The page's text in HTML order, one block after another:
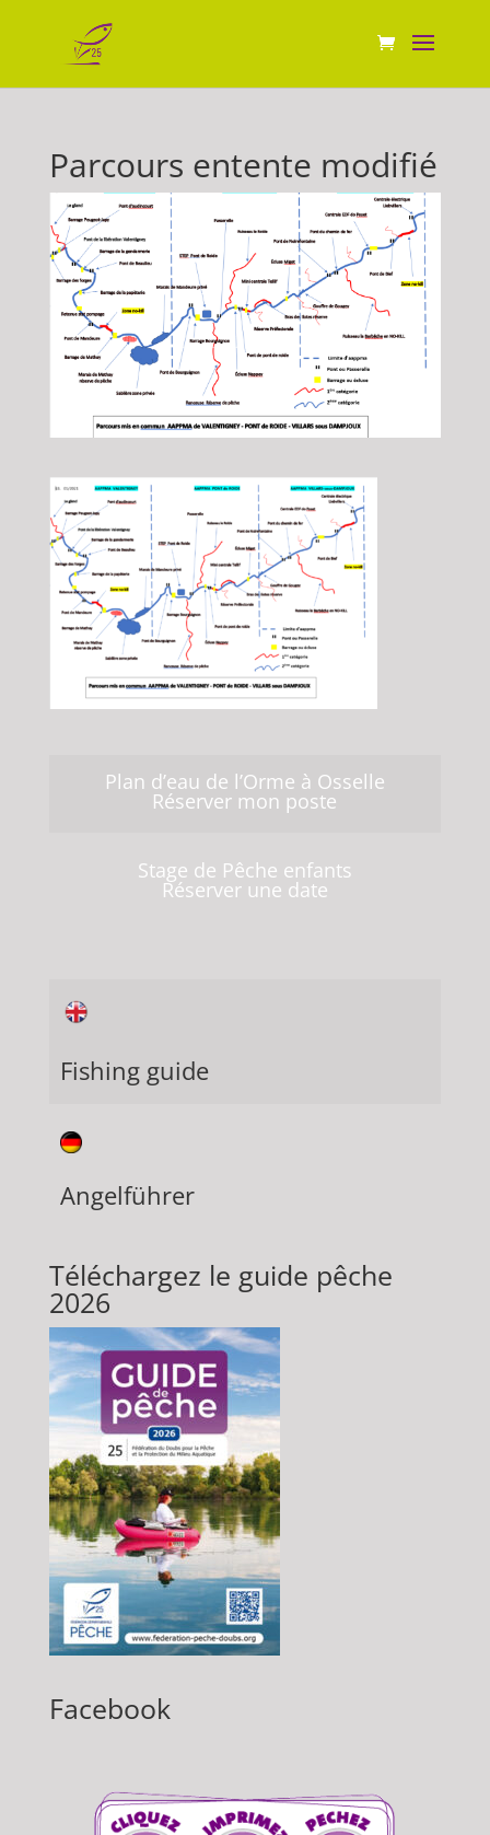
Parcours entente modifié
Plan d’eau de l’Orme à Osselle
Réserver mon poste
Stage de Pêche enfants
Réserver une date
Fishing guide
Angelführer
Téléchargez le guide pêche
2026
Facebook